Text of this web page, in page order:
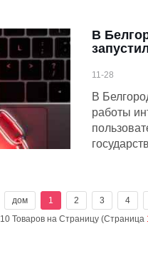
В
11-28
В
работы
дом 1 2 3 4
10 Товаров на Страницу (Страница